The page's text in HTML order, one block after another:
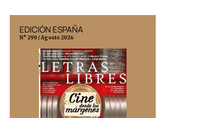
EDICIÓN ESPAÑA
N° 299 / Agosto 2026